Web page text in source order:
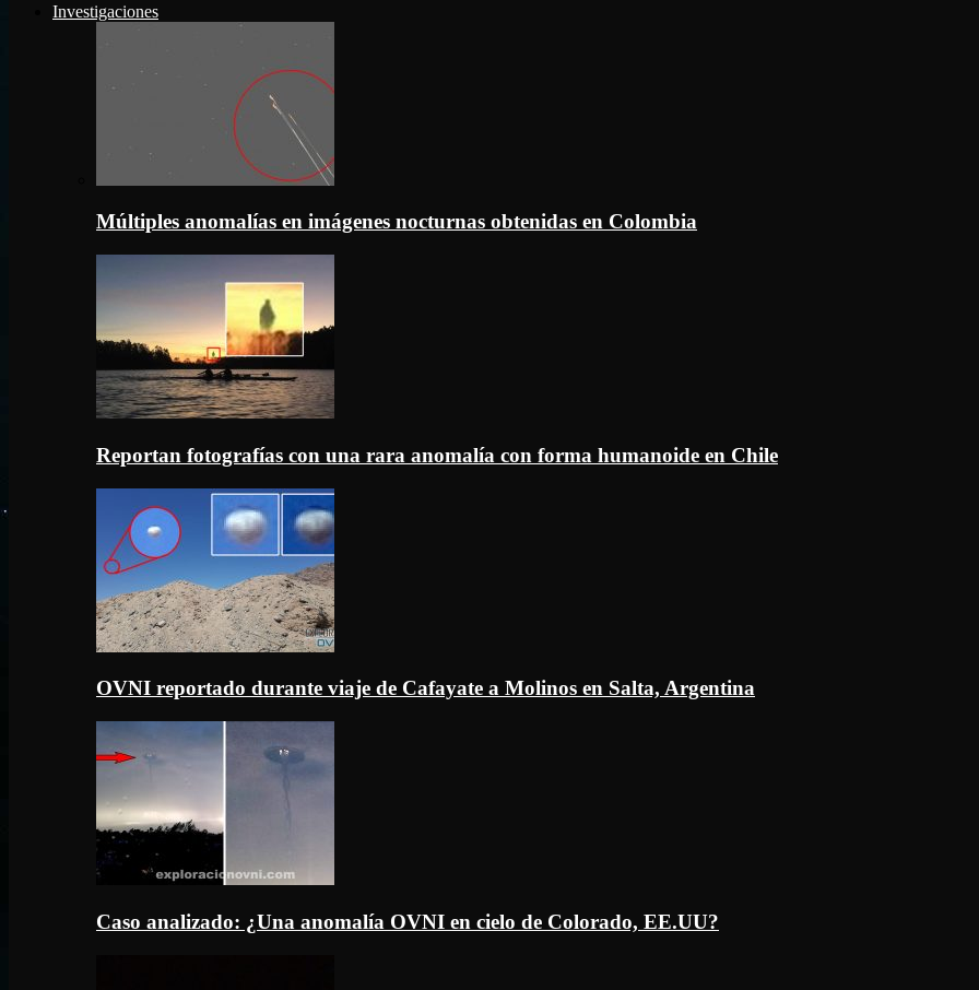
Investigaciones
Múltiples anomalías en imágenes nocturnas obtenidas en Colombia
Reportan fotografías con una rara anomalía con forma humanoide en Chile
OVNI reportado durante viaje de Cafayate a Molinos en Salta, Argentina
Caso analizado: ¿Una anomalía OVNI en cielo de Colorado, EE.UU?